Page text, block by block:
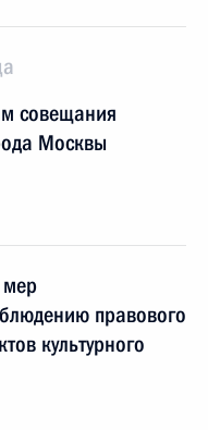
совещания
Москвы
мер
правового
культурного